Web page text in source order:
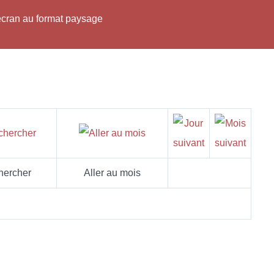
au format paysage
Aller au mois